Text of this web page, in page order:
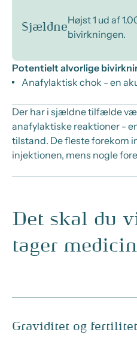
Sjældne
Højst 1 ud af
bivirkningen.
Potentielt alvorlige
Anafylaktisk chok - en
Der har i sjældne tilfælde
anafylaktiske reaktioner -
tilstand. De fleste forekom
injektionen, mens nogle
Det skal du
tager
Graviditet og fertilitet